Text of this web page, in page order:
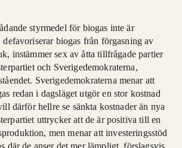
styrmedel för biogas inte är
biogas från förgasning av
instämmer sex av åtta tillfrågade partier
och Sverigedemokraterna,
Sverigedemokraterna menar att
redan i dagsläget utgör en stor kostnad
därför hellre se sänkta kostnader än nya
uttrycker att de är positiva till en
men menar att investeringsstöd